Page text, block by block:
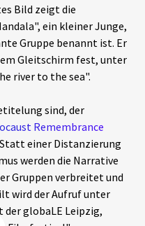
Bild zeigt die
ein kleiner Junge,
Gruppe benannt ist. Er
Gleitschirm fest, unter
river to the sea".
sind, der
Remembrance
einer Distanzierung
werden die Narrative
Gruppen verbreitet und
wird der Aufruf unter
globaLE Leipzig,